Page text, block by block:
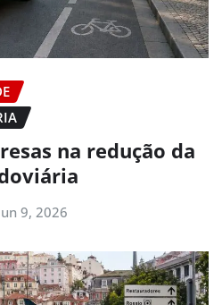
na redução da
9, 2026